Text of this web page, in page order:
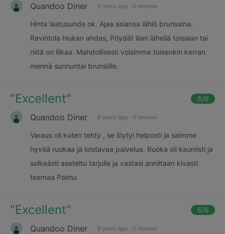
Quandoo Diner 9 years ago · 0 reviews
Hinta laatusuhde ok. Ajaa asiansa lähiö brunssina.
Ravintola hiukan ahdas, Pöydät liian lähellä toisiaan tai
niitä on liikaa. Mahdollisesti voisimme toisenkin kerran
mennä sunnuntai brunsiille.
"Excellent" 6/6
Quandoo Diner 9 years ago · 0 reviews
Varaus oli kuten tehty , se löytyi helposti ja saimme
hyvää ruokaa ja loistavaa palvelua. Ruoka oli kauniisti ja
selkeästi aseteltu tarjolle ja vastasi anniltaan kivasti
teemaa Palmu
"Excellent" 6/6
Quandoo Diner 9 years ago · 0 reviews